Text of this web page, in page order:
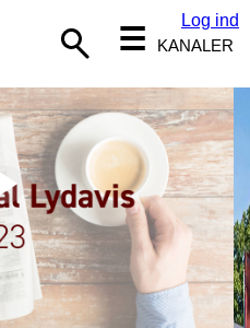
Log ind
☰ KANALER